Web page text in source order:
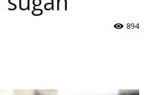
894